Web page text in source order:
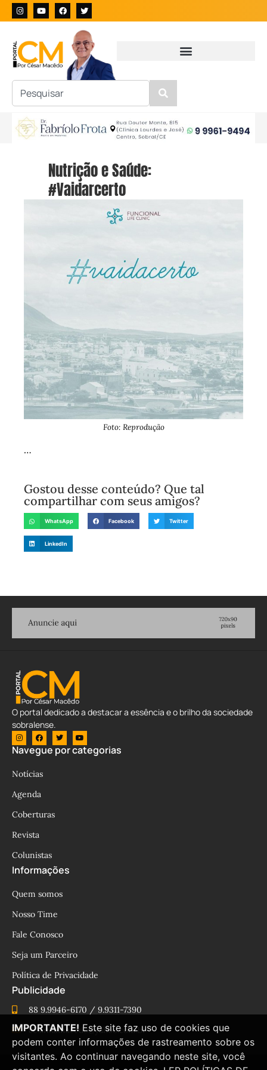
Nutrição e Saúde:
#Vaidarcerto
Foto: Reprodução
…
Gostou desse conteúdo? Que tal
compartilhar com seus amigos?
WhatsApp Facebook Twitter
LinkedIn
O portal dedicado a destacar a essência e o brilho da sociedade
sobralense.
Navegue por categorias
Notícias
Agenda
Coberturas
Revista
Colunistas
Informações
Quem somos
Nosso Time
Fale Conosco
Seja um Parceiro
Política de Privacidade
Publicidade
88 9.9946-6170 / 9.9311-7390
cesinhamacedo@yahoo.com.br
IMPORTANTE! Este site faz uso de cookies que
podem conter informações de rastreamento sobre os
visitantes. Ao continuar navegando neste site, você